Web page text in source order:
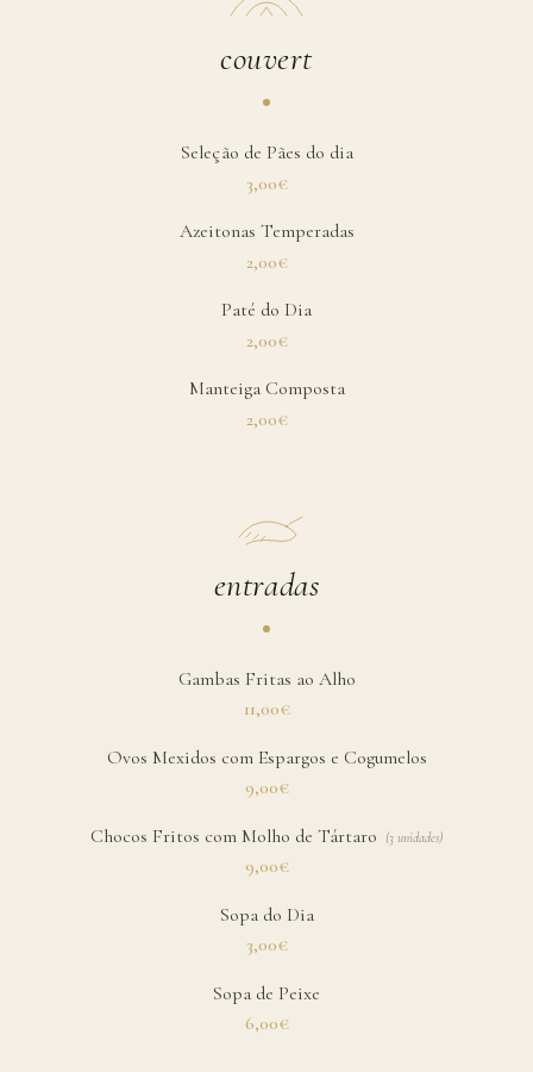
couvert
Seleção de Pães do dia
3,00€
Azeitonas Temperadas
2,00€
Paté do Dia
2,00€
Manteiga Composta
2,00€
entradas
Gambas Fritas ao Alho
11,00€
Ovos Mexidos com Espargos e Cogumelos
9,00€
Chocos Fritos com Molho de Tártaro (3 unidades)
9,00€
Sopa do Dia
3,00€
Sopa de Peixe
6,00€